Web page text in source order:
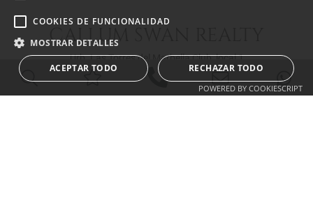
CALLUM SWAN REALTY
Urb. Las Torres del Marbella Club, local 1
Blvd. Principe Alfonso de Hohenlohe
29602 Marbella Málaga
COOKIES DE FUNCIONALIDAD
MOSTRAR DETALLES
ACEPTAR TODO RECHAZAR TODO
POWERED BY COOKIESCRIPT